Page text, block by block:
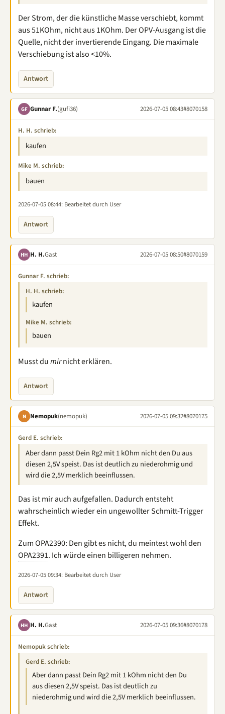
Der Strom, der die künstliche Masse verschiebt, kommt
aus 51KOhm, nicht aus 1KOhm. Der OPV-Ausgang ist die
Quelle, nicht der invertierende Eingang. Die maximale
Verschiebung ist also <10%.
Antwort
GF Gunnar F.(gufi36) 2026-07-05 08:43#8070158
H. H. schrieb:
kaufen
Mike M. schrieb:
bauen
2026-07-05 08:44: Bearbeitet durch User
Antwort
HH H. H.Gast 2026-07-05 08:50#8070159
Gunnar F. schrieb:
H. H. schrieb:
kaufen
Mike M. schrieb:
bauen
Musst dumirnicht erklären.
Antwort
N Nemopuk(nemopuk) 2026-07-05 09:32#8070175
Gerd E. schrieb:
Aber dann passt Dein Rg2 mit 1 kOhm nicht den Du aus
diesen 2,5V speist. Das ist deutlich zu niederohmig und
wird die 2,5V merklich beeinflussen.
Das ist mir auch aufgefallen. Dadurch entsteht
wahrscheinlich wieder ein ungewollter Schmitt-Trigger
Effekt.
ZumOPA2390: Den gibt es nicht, du meintest wohl den
OPA2391. Ich würde einen billigeren nehmen.
2026-07-05 09:34: Bearbeitet durch User
Antwort
HH H. H.Gast 2026-07-05 09:36#8070178
Nemopuk schrieb:
Gerd E. schrieb:
Aber dann passt Dein Rg2 mit 1 kOhm nicht den Du
aus diesen 2,5V speist. Das ist deutlich zu
niederohmig und wird die 2,5V merklich beeinflussen.